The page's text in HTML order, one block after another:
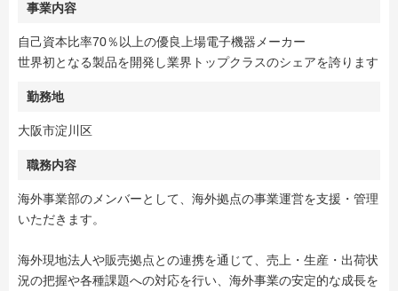
事業内容
自己資本比率70％以上の優良上場電子機器メーカー
世界初となる製品を開発し業界トップクラスのシェアを誇ります
勤務地
大阪市淀川区
職務内容
海外事業部のメンバーとして、海外拠点の事業運営を支援・管理
いただきます。
海外現地法人や販売拠点との連携を通じて、売上・生産・出荷状
況の把握や各種課題への対応を行い、海外事業の安定的な成長を